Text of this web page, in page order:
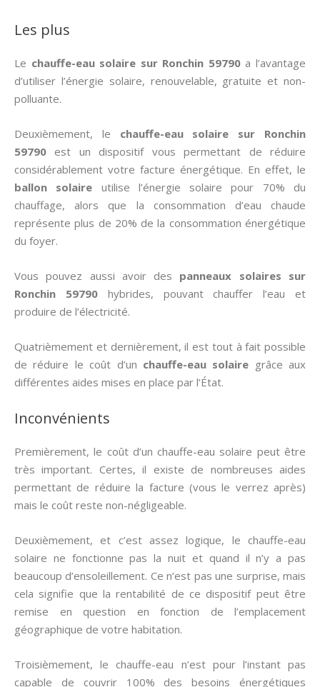
Les plus
Le chauffe-eau solaire sur Ronchin 59790a l’avantage
d’utiliser l’énergie solaire, renouvelable, gratuite et non-
polluante.
Deuxièmement, le chauffe-eau solaire sur Ronchin
59790 est un dispositif vous permettant de réduire
considérablement votre facture énergétique. En effet, le
ballon solaire utilise l’énergie solaire pour 70% du
chauffage, alors que la consommation d’eau chaude
représente plus de 20% de la consommation énergétique
du foyer.
Vous pouvez aussi avoir des panneaux solaires sur
Ronchin 59790hybrides, pouvant chauffer l’eau et
produire de l’électricité.
Quatrièmement et dernièrement, il est tout à fait possible
de réduire le coût d’un chauffe-eau solaire grâce aux
différentes aides mises en place par l’État.
Inconvénients
Premièrement, le coût d’un chauffe-eau solaire peut être
très important. Certes, il existe de nombreuses aides
permettant de réduire la facture (vous le verrez après)
mais le coût reste non-négligeable.
Deuxièmement, et c’est assez logique, le chauffe-eau
solaire ne fonctionne pas la nuit et quand il n’y a pas
beaucoup d’ensoleillement. Ce n’est pas une surprise, mais
cela signifie que la rentabilité de ce dispositif peut être
remise en question en fonction de l’emplacement
géographique de votre habitation.
Troisièmement, le chauffe-eau n’est pour l’instant pas
capable de couvrir 100% des besoins énergétiques